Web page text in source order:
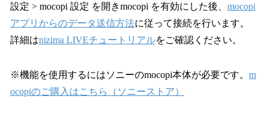
設定 > mocopi 設定 を開きmocopi を有効にした後、 mocopi
アプリからのデータ送信方法に従って接続を行います。
詳細はnizima LIVEチュートリアルをご確認ください。
※機能を使用するにはソニーのmocopi本体が必要です。 m
ocopiのご購入はこちら
（ソニーストア）